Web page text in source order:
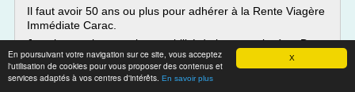
X
En poursuivant votre navigation sur ce site, vous acceptez
l'utilisation de cookies pour vous proposer des contenus et
services adaptés à vos centres d'intérêts. En savoir plus
Il faut avoir 50 ans ou plus pour adhérer à la Rente Viagère
Immédiate Carac.
Je suis sceptique sur la rentabilité de la rente viagère. De
plus, je suis âgé et je...
Lire la suite